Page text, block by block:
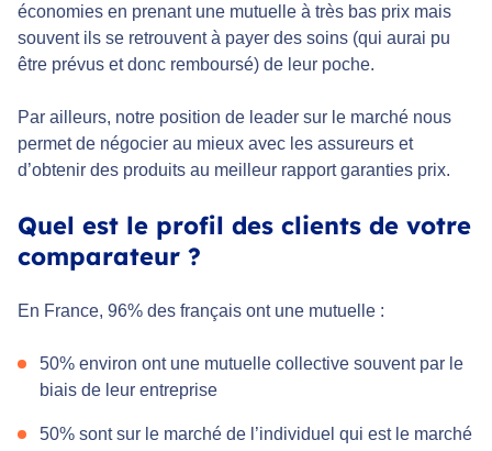
économies en prenant une mutuelle à très bas prix mais
souvent ils se retrouvent à payer des soins (qui aurai pu
être prévus et donc remboursé) de leur poche.
Par ailleurs, notre position de leader sur le marché nous
permet de négocier au mieux avec les assureurs et
d’obtenir des produits au meilleur rapport garanties prix.
Quel est le profil des clients de votre
comparateur ?
En France, 96% des français ont une mutuelle :
50% environ ont une mutuelle collective souvent par le
biais de leur entreprise
50% sont sur le marché de l’individuel qui est le marché